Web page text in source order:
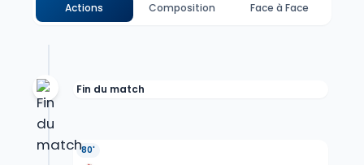
Actions Composition Face à Face
Fin du match
80'